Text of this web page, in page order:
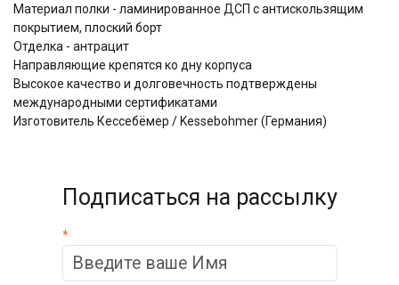
Материал полки - ламинированное ДСП с антискользящим
покрытием, плоский борт
Отделка - антрацит
Направляющие крепятся ко дну корпуса
Высокое качество и долговечность подтверждены
международными сертификатами
Изготовитель Кессебёмер / Kessebohmer (Германия)
Подписаться на рассылку
*